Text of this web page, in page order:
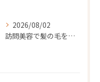
2026/08/02
訪問美容で髪の毛を整える事前準備と安心料金ポイントを徹底解説